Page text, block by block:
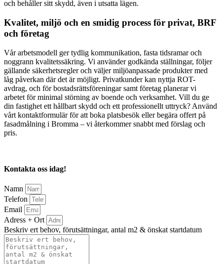
och behåller sitt skydd, även i utsatta lägen.
Kvalitet, miljö och en smidig process för privat, BRF
och företag
Vår arbetsmodell ger tydlig kommunikation, fasta tidsramar och
noggrann kvalitetssäkring. Vi använder godkända ställningar, följer
gällande säkerhetsregler och väljer miljöanpassade produkter med
låg påverkan där det är möjligt. Privatkunder kan nyttja ROT-
avdrag, och för bostadsrättsföreningar samt företag planerar vi
arbetet för minimal störning av boende och verksamhet. Vill du ge
din fastighet ett hållbart skydd och ett professionellt uttryck? Använd
vårt kontaktformulär för att boka platsbesök eller begära offert på
fasadmålning i Bromma – vi återkommer snabbt med förslag och
pris.
Kontakta oss idag!
Namn
Telefon
Email
Adress + Ort
Beskriv ert behov, förutsättningar, antal m2 & önskat startdatum